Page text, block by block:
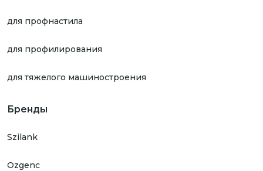
для профнастила
для профилирования
для тяжелого машиностроения
Бренды
Szilank
Ozgenc